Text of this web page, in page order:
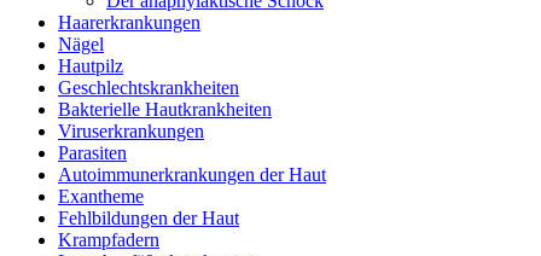
Haarerkrankungen
Nägel
Hautpilz
Geschlechtskrankheiten
Bakterielle Hautkrankheiten
Viruserkrankungen
Parasiten
Autoimmunerkrankungen der Haut
Exantheme
Fehlbildungen der Haut
Krampfadern